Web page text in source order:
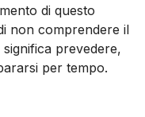
di questo
non comprendere il
prevedere,
per tempo.